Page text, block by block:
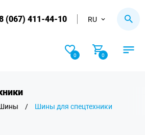
(067) 411-44-10 RU
0 0
/ Шины для спецтехники